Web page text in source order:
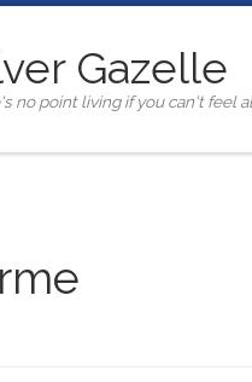
Gazelle
no point living if you can't feel